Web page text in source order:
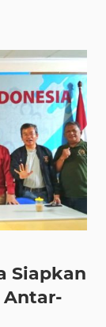
Siapkan
Antar-